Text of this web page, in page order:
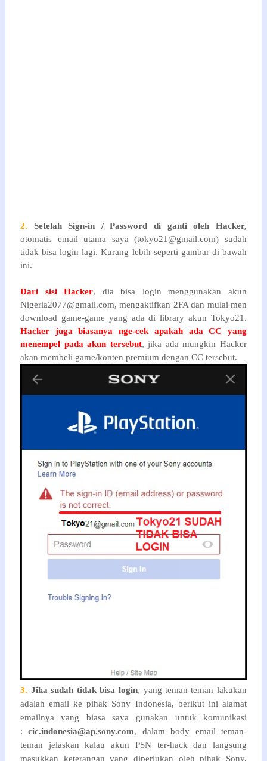
2. Setelah Sign-in / Password di ganti oleh Hacker,
otomatis email utama saya (tokyo21@gmail.com) sudah
tidak bisa login lagi. Kurang lebih seperti gambar di bawah
ini.
Dari sisi Hacker, dia bisa login menggunakan akun
Nigeria2077@gmail.com, mengaktifkan 2FA dan mulai men
download game-game yang ada di library akun Tokyo21.
Hacker juga biasanya nge-cek apakah ada CC yang
menempel pada akun tersebut, jika ada mungkin Hacker
akan membeli game/konten premium dengan CC tersebut.
3. Jika sudah tidak bisa login, yang teman-teman lakukan
adalah email ke pihak Sony Indonesia, berikut ini alamat
emailnya yang biasa saya gunakan untuk komunikasi
:cic.indonesia@ap.sony.com, dalam body email teman-
teman jelaskan kalau akun PSN ter-hack dan langsung
masukkan keterangan yang diperlukan oleh pihak Sony,